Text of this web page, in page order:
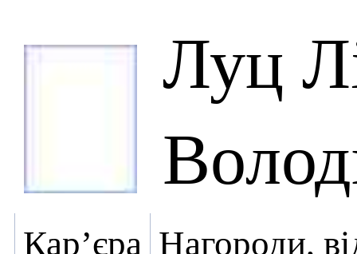
Луц
Кар’єра Нагороди,